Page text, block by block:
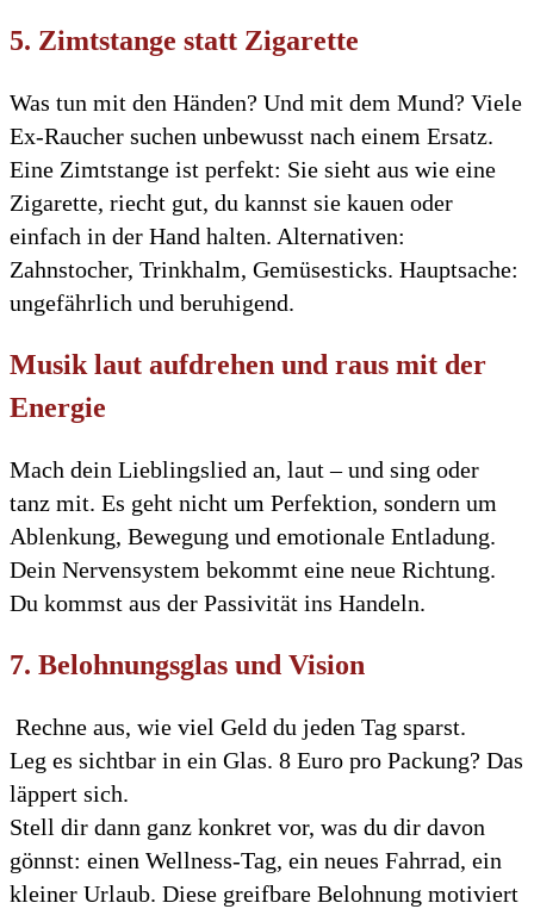
5. Zimtstange statt Zigarette
Was tun mit den Händen? Und mit dem Mund? Viele
Ex-Raucher suchen unbewusst nach einem Ersatz.
Eine Zimtstange ist perfekt: Sie sieht aus wie eine
Zigarette, riecht gut, du kannst sie kauen oder
einfach in der Hand halten. Alternativen:
Zahnstocher, Trinkhalm, Gemüsesticks. Hauptsache:
ungefährlich und beruhigend.
Musik laut aufdrehen und raus mit der
Energie
Mach dein Lieblingslied an, laut – und sing oder
tanz mit. Es geht nicht um Perfektion, sondern um
Ablenkung, Bewegung und emotionale Entladung.
Dein Nervensystem bekommt eine neue Richtung.
Du kommst aus der Passivität ins Handeln.
7. Belohnungsglas und Vision
Rechne aus, wie viel Geld du jeden Tag sparst.
Leg es sichtbar in ein Glas. 8 Euro pro Packung? Das
läppert sich.
Stell dir dann ganz konkret vor, was du dir davon
gönnst: einen Wellness-Tag, ein neues Fahrrad, ein
kleiner Urlaub. Diese greifbare Belohnung motiviert